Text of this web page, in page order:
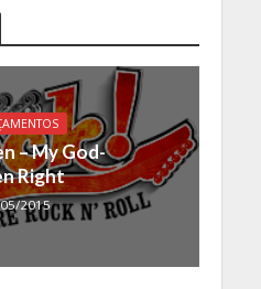
– My God-
Right
2015